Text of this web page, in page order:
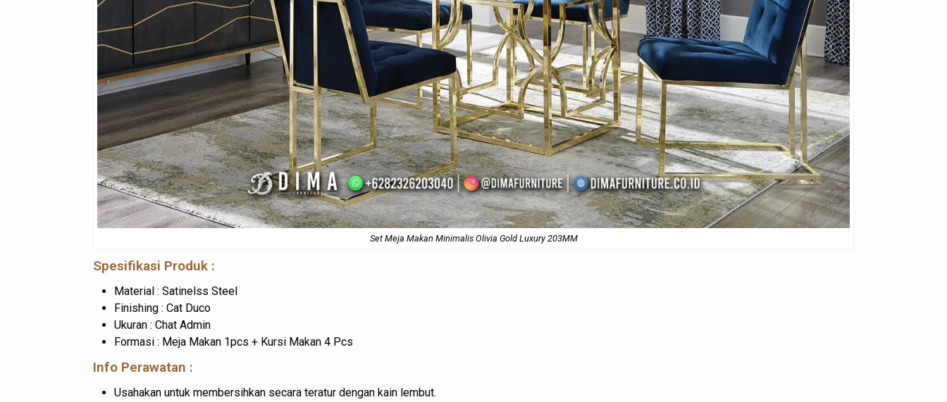
Set Meja Makan Minimalis Olivia Gold Luxury 203MM
Spesifikasi Produk :
Material : Satinelss Steel
Finishing : Cat Duco
Ukuran : Chat Admin
Formasi : Meja Makan 1pcs + Kursi Makan 4 Pcs
Info Perawatan :
Usahakan untuk membersihkan secara teratur dengan kain lembut.